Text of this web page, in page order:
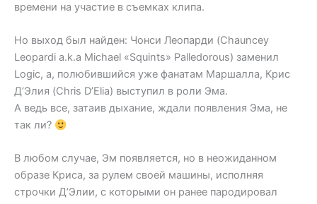
времени на участие в съемках клипа.
Но выход был найден: Чонси Леопарди (Chauncey
Leopardi a.k.a Michael «Squints» Palledorous) заменил
Logic, а, полюбившийся уже фанатам Маршалла, Крис
Д’Элия (Chris D’Elia) выступил в роли Эма.
А ведь все, затаив дыхание, ждали появления Эма, не
так ли?
В любом случае, Эм появляется, но в неожиданном
образе Криса, за рулем своей машины, исполняя
строчки Д’Элии, с которыми он ранее пародировал